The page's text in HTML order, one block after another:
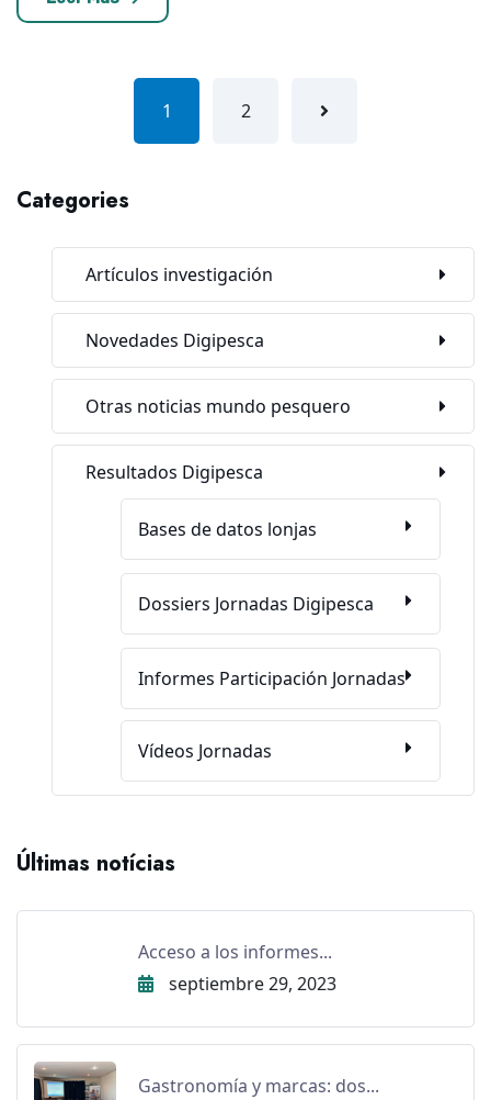
1 2
Categories
Artículos investigación
Novedades Digipesca
Otras noticias mundo pesquero
Resultados Digipesca
Bases de datos lonjas
Dossiers Jornadas Digipesca
Informes Participación Jornadas
Vídeos Jornadas
Últimas notícias
Acceso a los informes...
septiembre 29, 2023
Gastronomía y marcas: dos...